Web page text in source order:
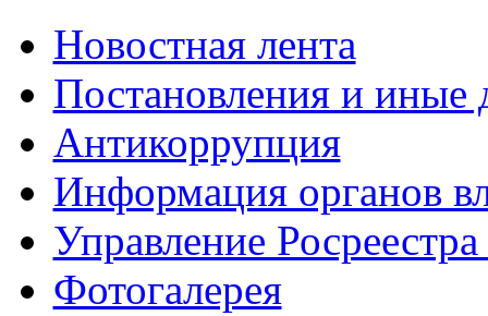
Новостная лента
Постановления и иные
Антикоррупция
Информация органов
Управление
Фотогалерея